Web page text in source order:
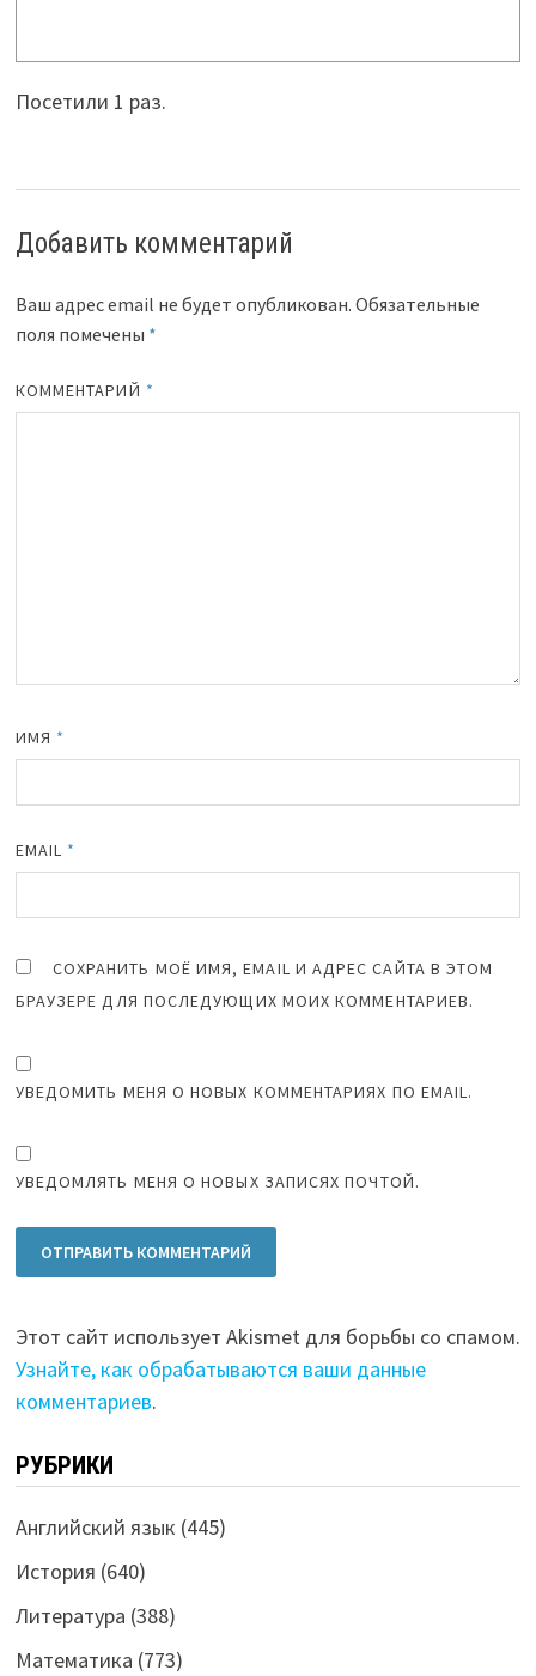
Посетили 1 раз.
Добавить комментарий
Ваш адрес email не будет опубликован. Обязательные
поля помечены *
КОММЕНТАРИЙ *
ИМЯ *
EMAIL *
СОХРАНИТЬ МОЁ ИМЯ, EMAIL И АДРЕС САЙТА В ЭТОМ
БРАУЗЕРЕ ДЛЯ ПОСЛЕДУЮЩИХ МОИХ КОММЕНТАРИЕВ.
УВЕДОМИТЬ МЕНЯ О НОВЫХ КОММЕНТАРИЯХ ПО EMAIL.
УВЕДОМЛЯТЬ МЕНЯ О НОВЫХ ЗАПИСЯХ ПОЧТОЙ.
Этот сайт использует Akismet для борьбы со спамом.
Узнайте, как обрабатываются ваши данные
комментариев.
РУБРИКИ
Английский язык (445)
История (640)
Литература (388)
Математика (773)